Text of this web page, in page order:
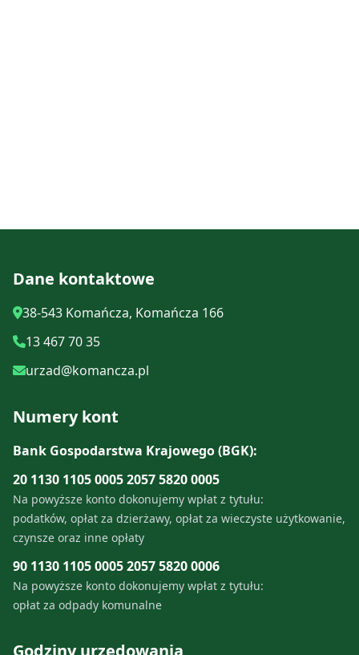
Dane kontaktowe
38-543 Komańcza, Komańcza 166
13 467 70 35
urzad@komancza.pl
Numery kont
Bank Gospodarstwa Krajowego (BGK):
20 1130 1105 0005 2057 5820 0005
Na powyższe konto dokonujemy wpłat z tytułu:
podatków, opłat za dzierżawy, opłat za wieczyste użytkowanie,
czynsze oraz inne opłaty
90 1130 1105 0005 2057 5820 0006
Na powyższe konto dokonujemy wpłat z tytułu:
opłat za odpady komunalne
Godziny urzędowania